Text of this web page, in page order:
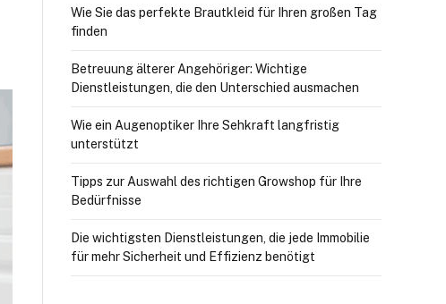
Wie Sie das perfekte Brautkleid für Ihren großen Tag
finden
Betreuung älterer Angehöriger: Wichtige
Dienstleistungen, die den Unterschied ausmachen
Wie ein Augenoptiker Ihre Sehkraft langfristig
unterstützt
Tipps zur Auswahl des richtigen Growshop für Ihre
Bedürfnisse
Die wichtigsten Dienstleistungen, die jede Immobilie
für mehr Sicherheit und Effizienz benötigt